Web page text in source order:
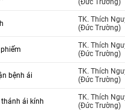
(Đức Trường)
TK. Thích
(Đức Trường)
TK. Thích
(Đức Trường)
bệnh ái
TK. Thích
(Đức Trường)
ái kính
TK. Thích
(Đức Trường)